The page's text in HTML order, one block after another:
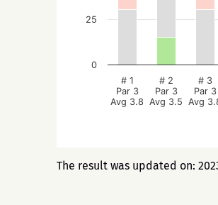
# 1
Par 3
Avg 3.8
# 2
Par 3
Avg 3.5
# 3
Par 3
Avg
0
25
The result was updated on: